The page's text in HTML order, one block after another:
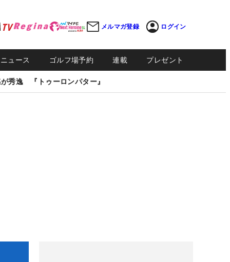
メルマガ登録 ログイン
ュース ゴルフ場予約 連載 プレゼント
秀逸 『トゥーロンパター』